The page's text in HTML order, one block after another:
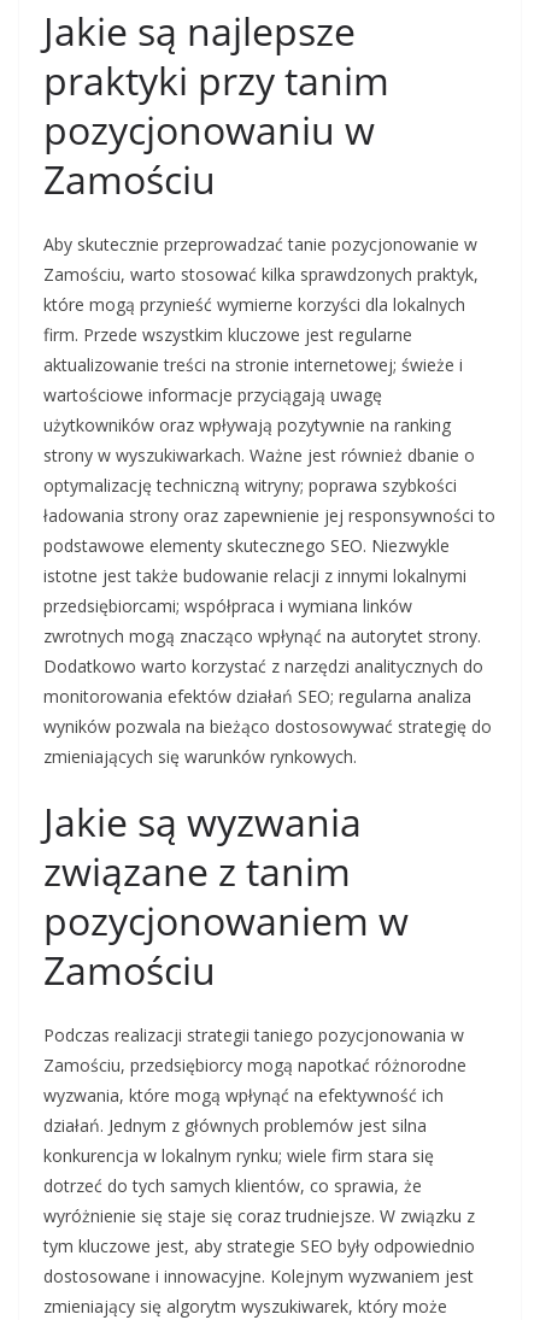
Jakie są najlepsze
praktyki przy tanim
pozycjonowaniu w
Zamościu
Aby skutecznie przeprowadzać tanie pozycjonowanie w
Zamościu, warto stosować kilka sprawdzonych praktyk,
które mogą przynieść wymierne korzyści dla lokalnych
firm. Przede wszystkim kluczowe jest regularne
aktualizowanie treści na stronie internetowej; świeże i
wartościowe informacje przyciągają uwagę
użytkowników oraz wpływają pozytywnie na ranking
strony w wyszukiwarkach. Ważne jest również dbanie o
optymalizację techniczną witryny; poprawa szybkości
ładowania strony oraz zapewnienie jej responsywności to
podstawowe elementy skutecznego SEO. Niezwykle
istotne jest także budowanie relacji z innymi lokalnymi
przedsiębiorcami; współpraca i wymiana linków
zwrotnych mogą znacząco wpłynąć na autorytet strony.
Dodatkowo warto korzystać z narzędzi analitycznych do
monitorowania efektów działań SEO; regularna analiza
wyników pozwala na bieżąco dostosowywać strategię do
zmieniających się warunków rynkowych.
Jakie są wyzwania
związane z tanim
pozycjonowaniem w
Zamościu
Podczas realizacji strategii taniego pozycjonowania w
Zamościu, przedsiębiorcy mogą napotkać różnorodne
wyzwania, które mogą wpłynąć na efektywność ich
działań. Jednym z głównych problemów jest silna
konkurencja w lokalnym rynku; wiele firm stara się
dotrzeć do tych samych klientów, co sprawia, że
wyróżnienie się staje się coraz trudniejsze. W związku z
tym kluczowe jest, aby strategie SEO były odpowiednio
dostosowane i innowacyjne. Kolejnym wyzwaniem jest
zmieniający się algorytm wyszukiwarek, który może